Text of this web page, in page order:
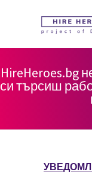
HireHeroes.bg
си търсиш